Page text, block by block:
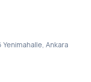
Yenimahalle, Ankara